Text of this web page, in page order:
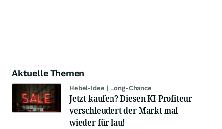
Aktuelle Themen
Hebel-Idee | Long-Chance
Jetzt kaufen? Diesen KI-Profiteur
verschleudert der Markt mal
wieder für lau!